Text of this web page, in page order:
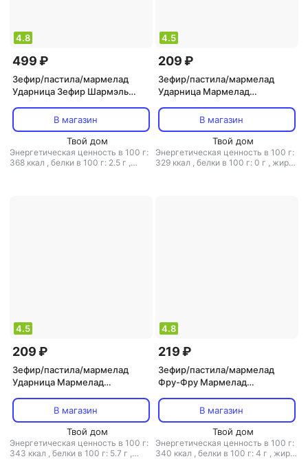
4.8
499 ₽
Зефир/пастила/мармелад
Ударница Зефир Шармэль
В магазин
Твой дом
Энергетическая ценность в 100 г:
368 ккал , белки в 100 г: 2.5 г ,
4.5
209 ₽
Зефир/пастила/мармелад
Ударница Мармелад
В магазин
Твой дом
Энергетическая ценность в 100 г:
329 ккал , белки в 100 г: 0 г , жиры
4.5
209 ₽
Зефир/пастила/мармелад
Ударница Мармелад
базилик 250 гВ магазин
Твой дом
Энергетическая ценность в 100 г:
343 ккал , белки в 100 г: 5.7 г ,
4.8
219 ₽
Зефир/пастила/мармелад
Фру-Фру Мармелад
В магазин
Твой дом
Энергетическая ценность в 100 г:
340 ккал , белки в 100 г: 4 г , жиры